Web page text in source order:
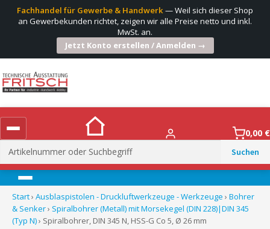
Fachhandel für Gewerbe & Handwerk— Weil sich dieser Shop
an Gewerbekunden richtet, zeigen wir alle Preise netto und inkl.
MwSt. an.
Jetzt Konto erstellen / Anmelden →
Suchen
nach:
0,00 €
Menü
Start› Ausblaspistolen - Druckluftwerkzeuge - Werkzeuge › Bohrer
& Senker› Spiralbohrer (Metall) mit Morsekegel (DIN 228)|DIN 345
(Typ N)› Spiralbohrer, DIN 345 N, HSS-G Co 5, Ø 26 mm